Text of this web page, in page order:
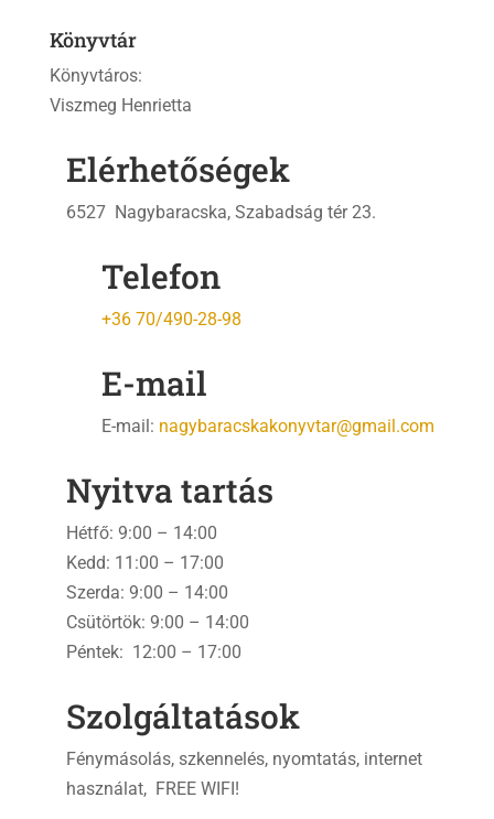
Könyvtár
Könyvtáros:
Viszmeg Henrietta
Elérhetőségek
6527 Nagybaracska, Szabadság tér 23.
Telefon
+36 70/490-28-98
E-mail
E-mail: nagybaracskakonyvtar@gmail.com
Nyitva tartás
Hétfő: 9:00 – 14:00
Kedd: 11:00 – 17:00
Szerda: 9:00 – 14:00
Csütörtök: 9:00 – 14:00
Péntek: 12:00 – 17:00
Szolgáltatások
Fénymásolás, szkennelés, nyomtatás, internet
használat, FREE WIFI!